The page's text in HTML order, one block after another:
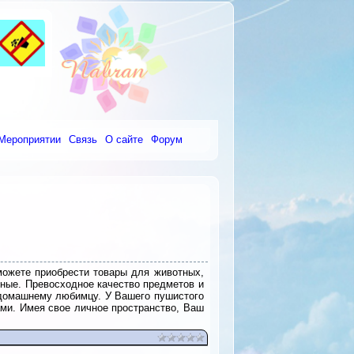
Связь О сайте Форум
приобрести товары для животных,
Превосходное качество предметов и
любимцу. У Вашего пушистого
Имея свое личное пространство, Ваш